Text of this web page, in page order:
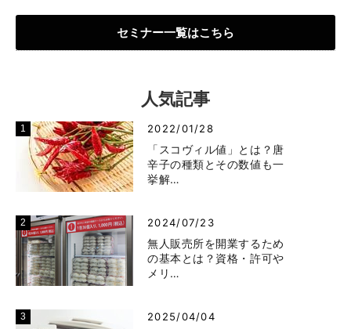
セミナー一覧はこちら
人気記事
2022/01/28
「スコヴィル値」とは？唐
辛子の種類とその数値も一
挙解…
2024/07/23
無人販売所を開業するため
の基本とは？資格・許可や
メリ…
2025/04/04